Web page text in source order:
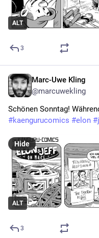
ALT
3
Marc-Uwe Kling
@marcuwekling
#kaengurucomics #elon #
ALT
Hide
3